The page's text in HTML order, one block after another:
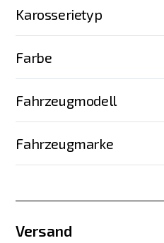
Karosserietyp
Farbe
Fahrzeugmodell
Fahrzeugmarke
Versand